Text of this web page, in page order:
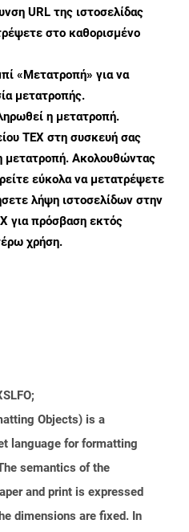
URL της ιστοσελίδας
στο καθορισμένο
«Μετατροπή» για να
μετατροπής.
η μετατροπή.
TEX στη συσκευή σας
μετατροπή. Ακολουθώντας
εύκολα να μετατρέψετε
λήψη ιστοσελίδων στην
για πρόσβαση εκτός
χρήση.
Objects) is a
language for formatting
semantics of the
and print is expressed
dimensions are fixed. In